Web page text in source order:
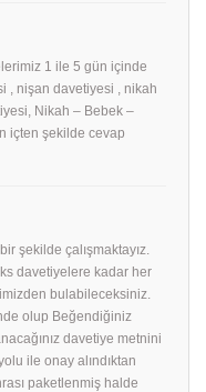
1 ile 5 gün içinde
, nişan davetiyesi , nikah
Nikah – Bebek –
içten şekilde cevap
şekilde çalışmaktayız.
davetiyelere kadar her
bulabileceksiniz.
olup Beğendiğiniz
davetiye metnini
ile onay alındıktan
paketlenmiş halde